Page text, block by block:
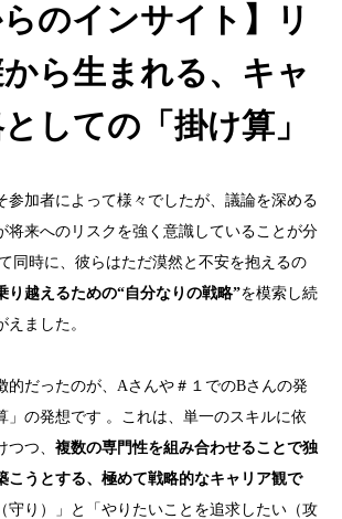
らのインサイト】リ
ら生まれる、キャ
しての「掛け算」
参加者によって様々でしたが、議論を深める
将来へのリスクを強く意識していることが分
同時に、彼らはただ漠然と不安を抱えるの
り越えるための“自分なりの戦略”を模索し続
ました。
だったのが、 Aさんや＃１でのBさんの発
」の発想です 。これは、単一のスキルに依
つ、 複数の専門性を組み合わせることで独
こうとする、極めて戦略的なキャリア観で
守り）」と「やりたいことを追求したい（攻